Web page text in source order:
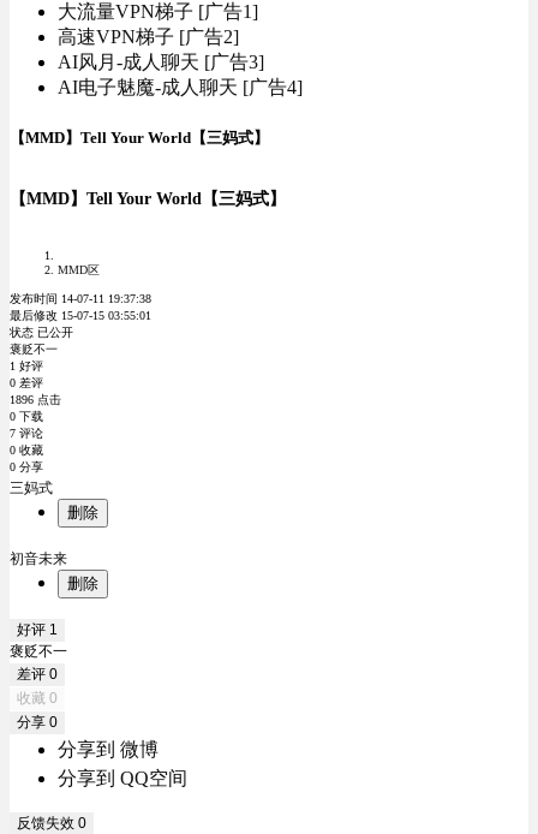
大流量VPN梯子 [广告1]
高速VPN梯子 [广告2]
AI风月-成人聊天 [广告3]
AI电子魅魔-成人聊天 [广告4]
【MMD】Tell Your World【三妈式】
【MMD】Tell Your World【三妈式】
MMD区
发布时间 14-07-11 19:37:38
最后修改 15-07-15 03:55:01
状态 已公开
褒贬不一
1 好评
0 差评
1896 点击
0 下载
7 评论
0 收藏
0 分享
三妈式
删除
初音未来
删除
好评 1
褒贬不一
差评 0
收藏 0
分享 0
分享到 微博
分享到 QQ空间
反馈失效 0